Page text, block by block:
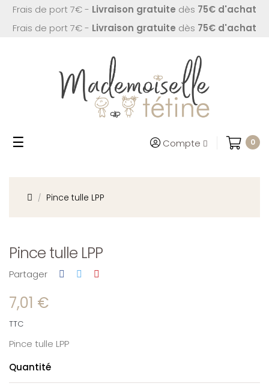
Frais de port 7€ - Livraison gratuite dès 75€ d'achat
Frais de port 7€ - Livraison gratuite dès 75€ d'achat
Basculer
☰ Compte 0
Pince tulle LPP
Pince tulle LPP
Partager
7,01 €
TTC
Pince tulle LPP
Quantité